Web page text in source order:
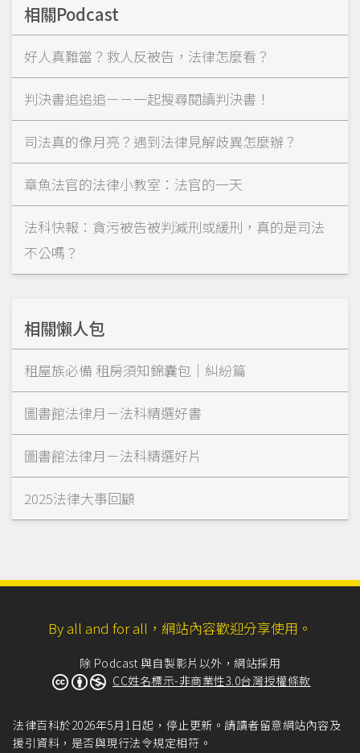
相關Podcast
好人真難當？救人反被告，法律怎麼看？
判決書追追追－－一起搜尋閱讀判決書！
司法真的像月亮？遇到法律見解歧異怎麼辦？
章魚法官的法律小教室：法官的一天
法科快報：貪污被告被判減刑或緩刑，真的是司法
不公嗎？
相關懶人包
租屋族必備 租房須知錦囊包｜糾紛篇
圖書館法律月－法科精選好書
圖書館法律月－法科精選好片
2025法律大事回顧
By all and for all，網站內容歡迎分享使用。
除 Podcast 與自製影片以外，網站採用
CC姓名標示-非商業性3.0台灣授權條款
法律百科於2026年5月1日起，停止更新。請讀者留意網站內容及
援引資料，是否與現行法令規定相符。